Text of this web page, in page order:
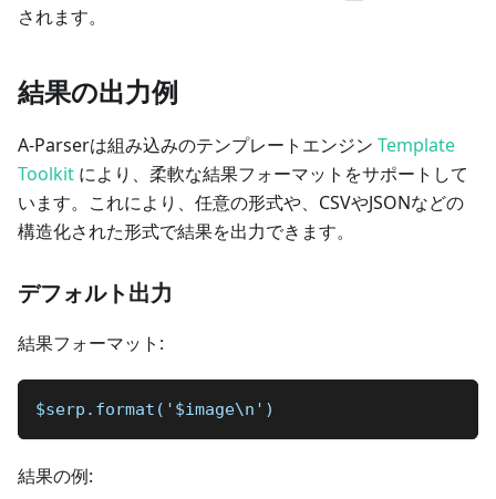
されます。
結果の出力例
A-Parserは組み込みのテンプレートエンジン Template
Toolkit により、柔軟な結果フォーマットをサポートして
います。これにより、任意の形式や、CSVやJSONなどの
構造化された形式で結果を出力できます。
デフォルト出力
結果フォーマット:
$serp.format('$image\n')
結果の例: